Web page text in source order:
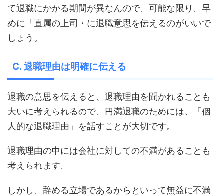
て退職にかかる期間が異なんので、可能な限り、早
めに「直属の上司・に退職意思を伝えるのがいいで
しょう。
C. 退職理由は明確に伝える
退職の意思を伝えると、退職理由を聞かれることも
大いに考えられるので、円満退職のためには、「個
人的な退職理由」を話すことが大切です。
退職理由の中には会社に対しての不満があることも
考えられます。
しかし、辞める立場であるからといって無益に不満